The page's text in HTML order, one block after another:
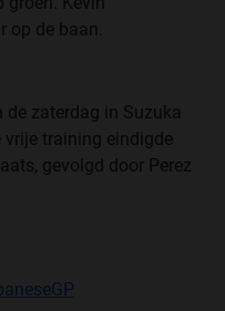
op de baan.
de zaterdag in Suzuka
vrije training eindigde
gevolgd door Perez